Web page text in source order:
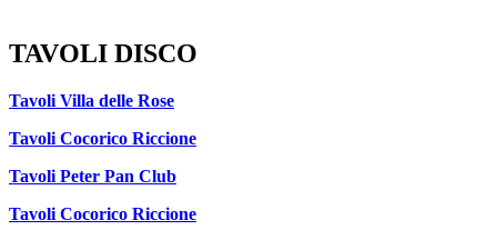
TAVOLI DISCO
Tavoli Villa delle Rose
Tavoli Cocorico Riccione
Tavoli Peter Pan Club
Tavoli Cocorico Riccione